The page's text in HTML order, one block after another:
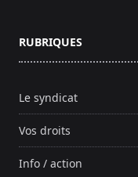
RUBRIQUES
Le syndicat
Vos droits
Info / action